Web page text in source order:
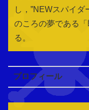
し，”NEWスパイ
のころの夢である
る。
プロフィール